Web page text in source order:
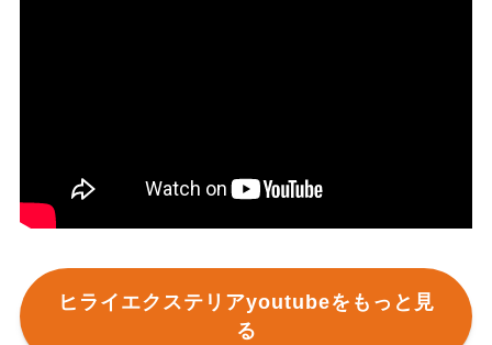
ヒライエクステリアyoutubeをもっと見
る